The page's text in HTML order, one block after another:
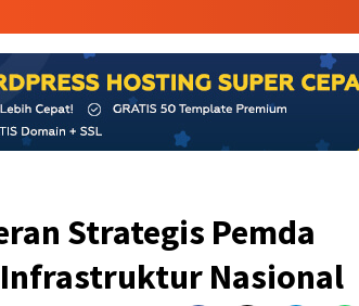
Strategis Pemda
Nasional